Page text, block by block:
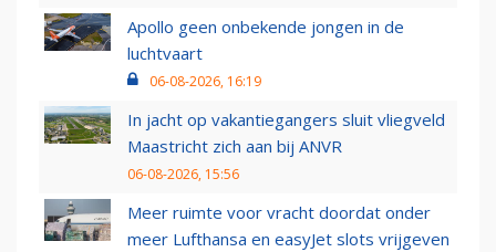
Apollo geen onbekende jongen in de
luchtvaart
06-08-2026, 16:19
In jacht op vakantiegangers sluit vliegveld
Maastricht zich aan bij ANVR
06-08-2026, 15:56
Meer ruimte voor vracht doordat onder
meer Lufthansa en easyJet slots vrijgeven